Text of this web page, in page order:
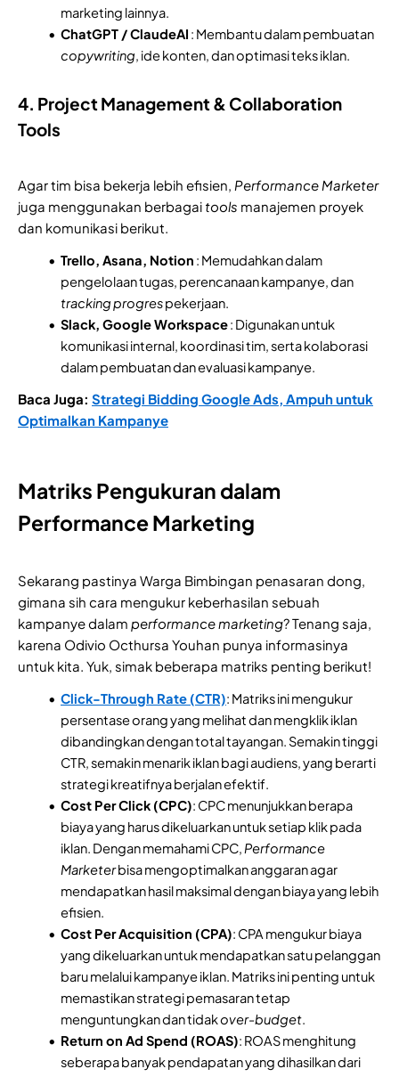
marketing lainnya.
ChatGPT / ClaudeAI : Membantu dalam pembuatan
copywriting, ide konten, dan optimasi teks iklan.
4. Project Management & Collaboration
Tools
Agar tim bisa bekerja lebih efisien, Performance Marketer
juga menggunakan berbagai tools manajemen proyek
dan komunikasi berikut.
Trello, Asana, Notion : Memudahkan dalam
pengelolaan tugas, perencanaan kampanye, dan
tracking progrespekerjaan.
Slack, Google Workspace: Digunakan untuk
komunikasi internal, koordinasi tim, serta kolaborasi
dalam pembuatan dan evaluasi kampanye.
Baca Juga: Strategi Bidding Google Ads, Ampuh untuk
Optimalkan Kampanye
Matriks Pengukuran dalam
Performance Marketing
Sekarang pastinya Warga Bimbingan penasaran dong,
gimana sih cara mengukur keberhasilan sebuah
kampanye dalam performance marketing? Tenang saja,
karena Odivio Octhursa Youhan punya informasinya
untuk kita. Yuk, simak beberapa matriks penting berikut!
Click-Through Rate (CTR): Matriks ini mengukur
persentase orang yang melihat dan mengklik iklan
dibandingkan dengan total tayangan. Semakin tinggi
CTR, semakin menarik iklan bagi audiens, yang berarti
strategi kreatifnya berjalan efektif.
Cost Per Click (CPC): CPC menunjukkan berapa
biaya yang harus dikeluarkan untuk setiap klik pada
iklan. Dengan memahami CPC, Performance
Marketerbisa mengoptimalkan anggaran agar
mendapatkan hasil maksimal dengan biaya yang lebih
efisien.
Cost Per Acquisition (CPA): CPA mengukur biaya
yang dikeluarkan untuk mendapatkan satu pelanggan
baru melalui kampanye iklan. Matriks ini penting untuk
memastikan strategi pemasaran tetap
menguntungkan dan tidakover-budget.
Return on Ad Spend (ROAS): ROAS menghitung
seberapa banyak pendapatan yang dihasilkan dari